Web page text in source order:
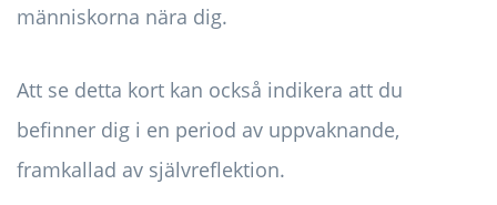
människorna nära dig.
Att se detta kort kan också indikera att du
befinner dig i en period av uppvaknande,
framkallad av självreflektion.